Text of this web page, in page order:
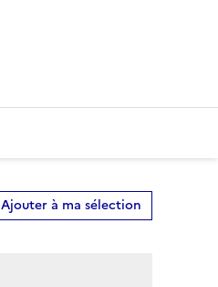
Ajouter à ma sélection